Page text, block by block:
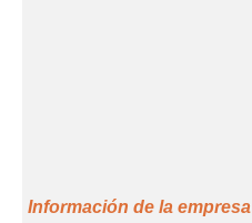
Información de la empresa